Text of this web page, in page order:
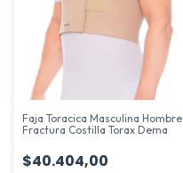
Faja Toracica Masculina Hombre
Fractura Costilla Torax Dema
$40.404,00